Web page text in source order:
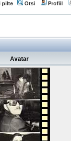
pilte Otsi Profiil
Avatar